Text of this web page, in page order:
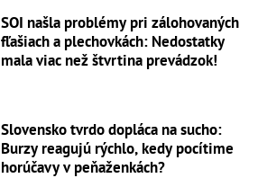
SOI našla problémy pri zálohovaných
fľašiach a plechovkách: Nedostatky
mala viac než štvrtina prevádzok!
Slovensko tvrdo dopláca na sucho:
Burzy reagujú rýchlo, kedy pocítime
horúčavy v peňaženkách?